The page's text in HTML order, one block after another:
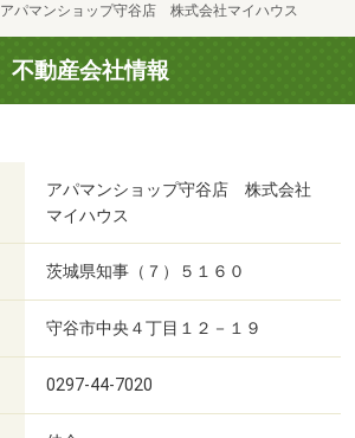
アパマンショップ守谷店 株式会社マイハウス
不動産会社情報
アパマンショップ守谷店 株式会社
マイハウス
茨城県知事（７）５１６０
守谷市中央４丁目１２－１９
0297-44-7020